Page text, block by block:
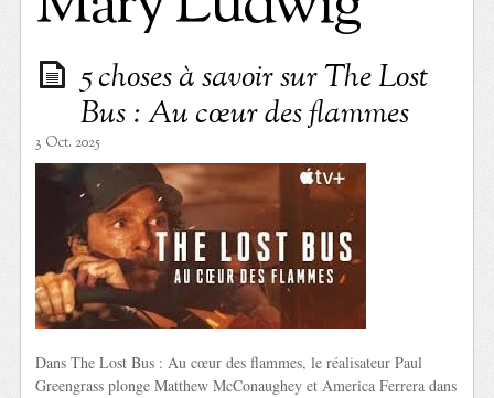
5 choses à savoir sur The Lost
Bus : Au cœur des flammes
3 Oct. 2025
Dans The Lost Bus : Au cœur des flammes, le réalisateur Paul
Greengrass plonge Matthew McConaughey et America Ferrera dans